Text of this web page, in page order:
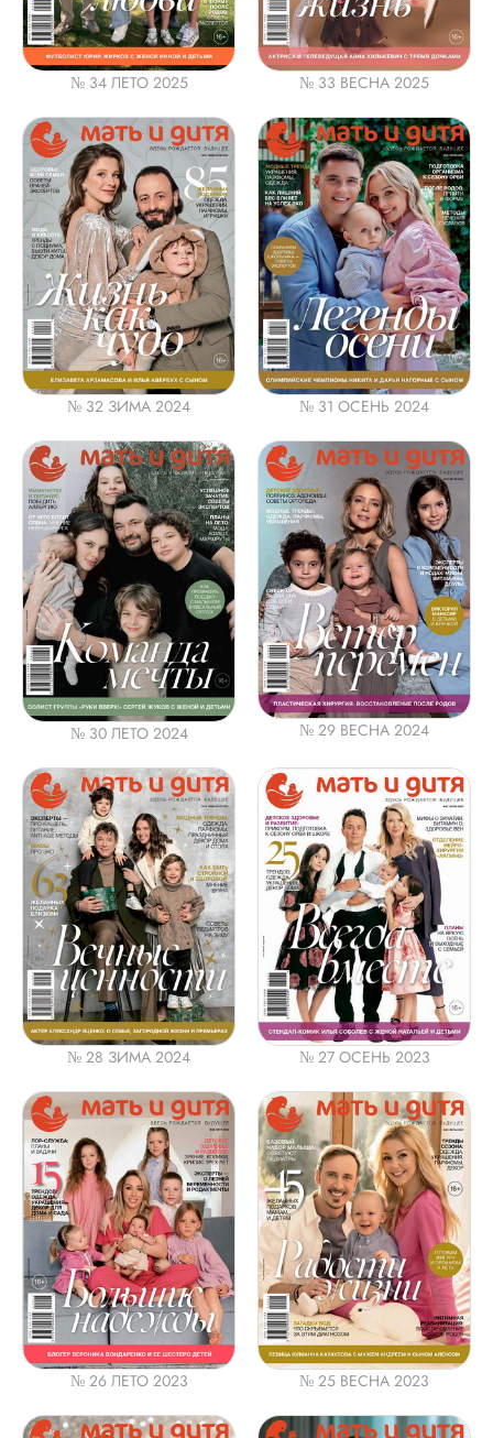
№ 34 ЛЕТО 2025 № 33 ВЕСНА 2025
№ 32 ЗИМА 2024 № 31 ОСЕНЬ 2024
№ 30 ЛЕТО 2024 № 29 ВЕСНА 2024
№ 28 ЗИМА 2024 № 27 ОСЕНЬ 2023
№ 26 ЛЕТО 2023 № 25 ВЕСНА 2023